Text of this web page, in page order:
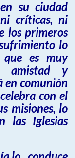
su ciudad
críticas, ni
los primeros
lo
que es muy
amistad y
en comunión
con el
misiones, lo
las Iglesias